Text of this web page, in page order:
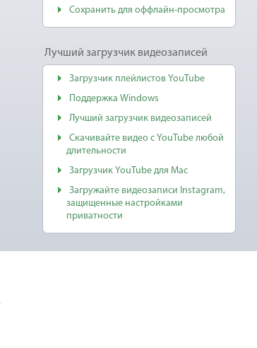
Сохранить для оффлайн-просмотра
Лучший загрузчик видеозаписей
Загрузчик плейлистов YouTube
Поддержка Windows
Лучший загрузчик видеозаписей
Скачивайте видео с YouTube любой
длительности
Загрузчик YouTube для Mac
Загружайте видеозаписи Instagram,
защищенные настройками
приватности